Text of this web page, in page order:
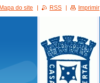
Mapa do site RSS Imprimir